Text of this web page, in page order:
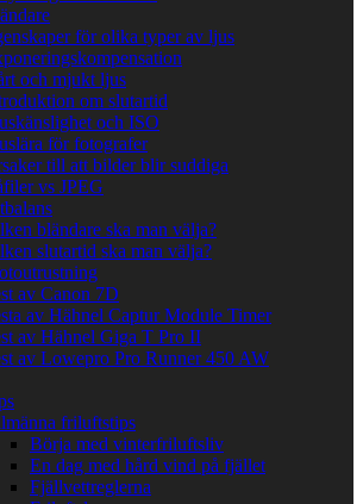
för olika typer av ljus
och mjukt ljus
om slutartid
och ISO
för fotografer
till att bilder blir suddiga
vs JPEG
bländare ska man välja?
slutartid ska man välja?
av Canon 7D
av Hähnel Captur Module Timer
av Hähnel Giga T Pro II
av Lowepro Pro Runner 450 AW
friluftstips
Börja med vinterfriluftsliv
En dag med hård vind på fjället
Fjällvettreglerna